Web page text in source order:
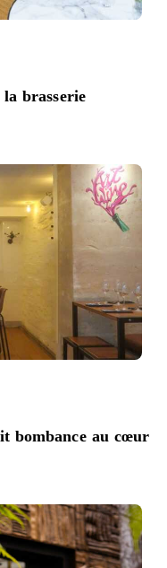
brasserie
bombance au cœur